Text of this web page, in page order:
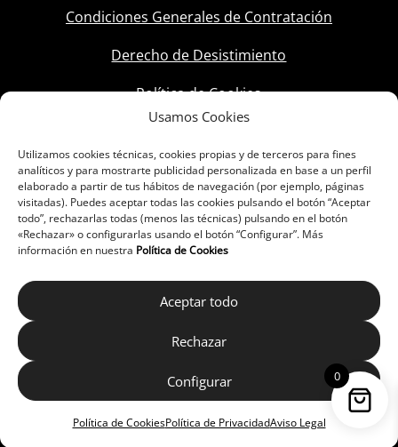
Usamos Cookies
Utilizamos cookies técnicas, cookies propias y de terceros para fines
analíticos y para mostrarte publicidad personalizada en base a un perfil
elaborado a partir de tus hábitos de navegación (por ejemplo, páginas
visitadas). Puedes aceptar todas las cookies pulsando el botón “Aceptar
todo”, rechazarlas todas (menos las técnicas) pulsando en el botón
«Rechazar» o configurarlas usando el botón “Configurar”. Más
información en nuestra Política de Cookies
Aceptar todo
Rechazar
Configurar
Política de CookiesPolítica de PrivacidadAviso Legal
Condiciones Generales de Contratación
Derecho de Desistimiento
Política de Cookies
0